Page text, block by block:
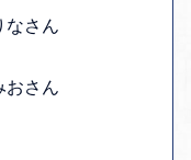
さん
ん